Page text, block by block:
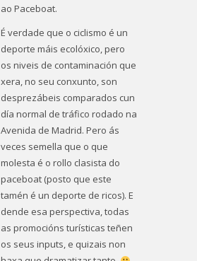
ao Paceboat.
É verdade que o ciclismo é un
deporte máis ecolóxico, pero
os niveis de contaminación que
xera, no seu conxunto, son
desprezábeis comparados cun
día normal de tráfico rodado na
Avenida de Madrid. Pero ás
veces semella que o que
molesta é o rollo clasista do
paceboat (posto que este
tamén é un deporte de ricos). E
dende esa perspectiva, todas
as promocións turísticas teñen
os seus inputs, e quizais non